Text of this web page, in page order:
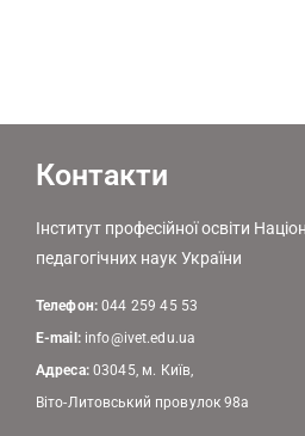
Контакти
Інститут професійної освіти
педагогічних наук України
Телефон:044 259 45 53
E-mail: info@ivet.edu.ua
Адреса:03045, м. Київ,
Віто-Литовський провулок 98а